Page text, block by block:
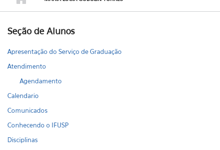
Seção de Alunos
Apresentação do Serviço de Graduação
Atendimento
Agendamento
Calendario
Comunicados
Conhecendo o IFUSP
Disciplinas